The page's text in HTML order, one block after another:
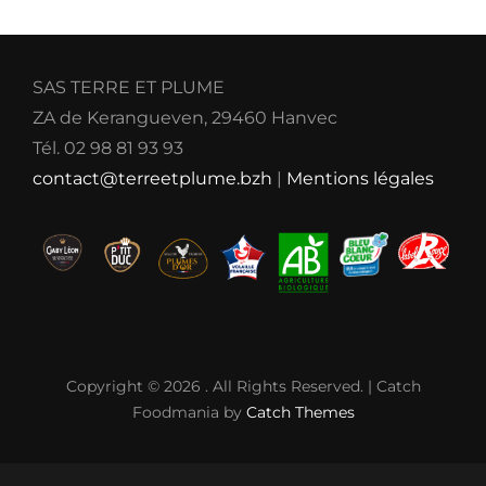
SAS TERRE ET PLUME
ZA de Kerangueven, 29460 Hanvec
Tél. 02 98 81 93 93
contact@terreetplume.bzh | Mentions légales
Copyright © 2026 . All Rights Reserved. | Catch
Foodmania by Catch Themes